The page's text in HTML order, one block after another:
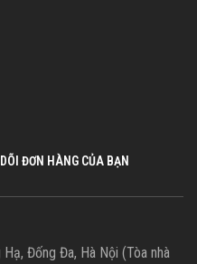
ĐƠN HÀNG CỦA BẠN
Đống Đa, Hà Nội (Tòa nhà